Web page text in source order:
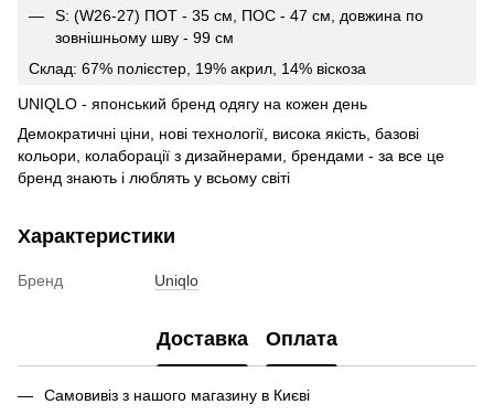
S: (W26-27) ПОТ - 35 см, ПОС - 47 см, довжина по
зовнішньому шву - 99 см
Склад: 67% полiєстер, 19% акрил, 14% вiскоза
UNIQLO - японський бренд одягу на кожен день
Демократичні ціни, нові технології, висока якість, базові
кольори, колаборації з дизайнерами, брендами - за все це
бренд знають і люблять у всьому світі
Характеристики
Бренд Uniqlo
Доставка Оплата
Самовивіз з нашого магазину в Києві